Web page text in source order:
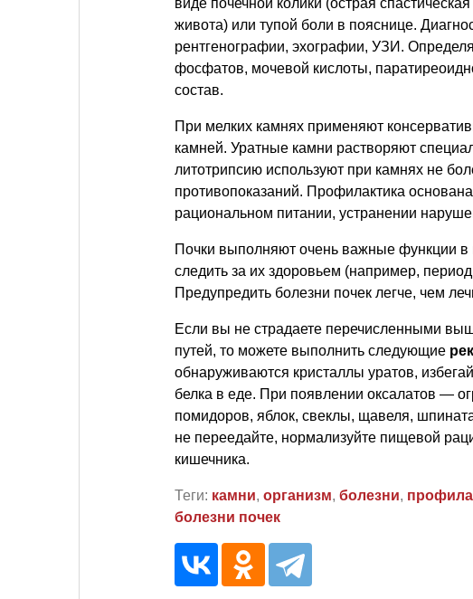
живота) или тупой боли в пояснице.
рентгенографии, эхографии, УЗИ.
фосфатов, мочевой кислоты,
состав.
При мелких камнях применяют
камней. Уратные камни растворяют
литотрипсию используют при камнях не
противопоказаний. Профилактика
рациональном питании, устранении
Почки выполняют очень важные функции в
следить за их здоровьем (например,
Предупредить болезни почек легче, чем
Если вы не страдаете перечисленными
путей, то можете выполнить следующие
обнаруживаются кристаллы уратов,
белка в еде. При появлении оксалатов —
помидоров, яблок, свеклы, щавеля,
не переедайте, нормализуйте пищевой
кишечника.
Теги: камни, организм, болезни,
болезни почек